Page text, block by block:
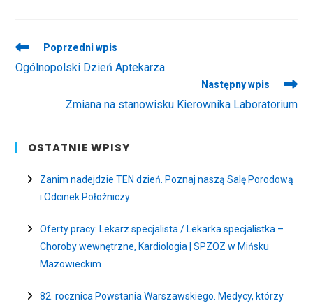
Read
more
articles
Poprzedni wpis
Ogólnopolski Dzień Aptekarza
Następny wpis
Zmiana na stanowisku Kierownika Laboratorium
OSTATNIE WPISY
Zanim nadejdzie TEN dzień. Poznaj naszą Salę Porodową
i Odcinek Położniczy
Oferty pracy: Lekarz specjalista / Lekarka specjalistka –
Choroby wewnętrzne, Kardiologia | SPZOZ w Mińsku
Mazowieckim
82. rocznica Powstania Warszawskiego. Medycy, którzy